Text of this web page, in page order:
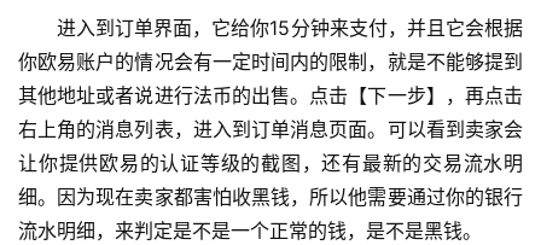
进入到订单界面，它给你15分钟来支付，并且它会根据
你欧易账户的情况会有一定时间内的限制，就是不能够提到
其他地址或者说进行法币的出售。点击【下一步】，再点击
右上角的消息列表，进入到订单消息页面。可以看到卖家会
让你提供欧易的认证等级的截图，还有最新的交易流水明
细。因为现在卖家都害怕收黑钱，所以他需要通过你的银行
流水明细，来判定是不是一个正常的钱，是不是黑钱。